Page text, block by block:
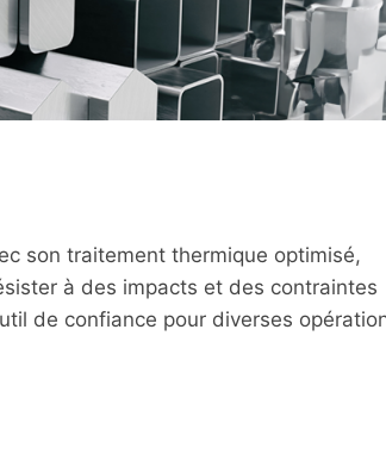
son traitement thermique optimisé,
à des impacts et des contraintes
de confiance pour diverses